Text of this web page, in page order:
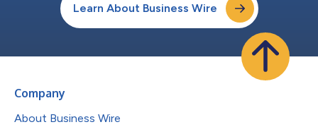
Learn About Business Wire
Company
About Business Wire